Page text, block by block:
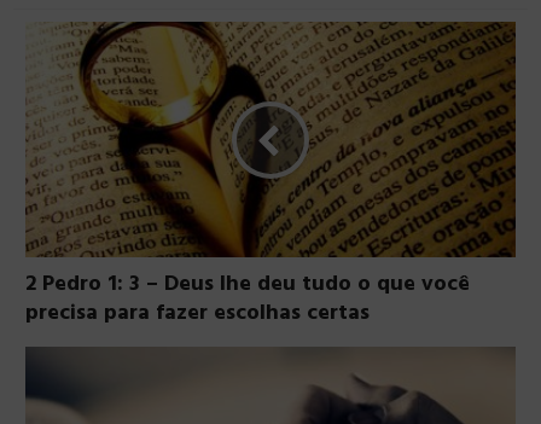
2 Pedro 1: 3 – Deus lhe deu tudo o que você
precisa para fazer escolhas certas